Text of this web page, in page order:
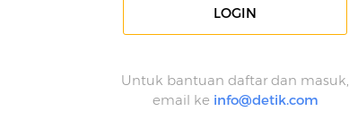
LOGIN
Untuk bantuan daftar dan masuk,
email ke info@detik.com